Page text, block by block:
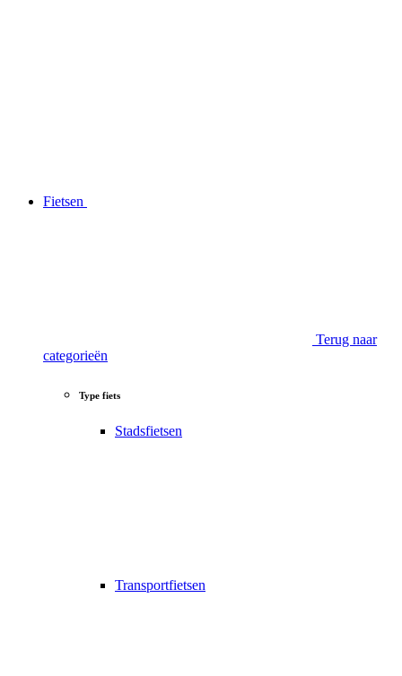
Fietsen
Terug naar
categorieën
Type fiets
Stadsfietsen
Transportfietsen